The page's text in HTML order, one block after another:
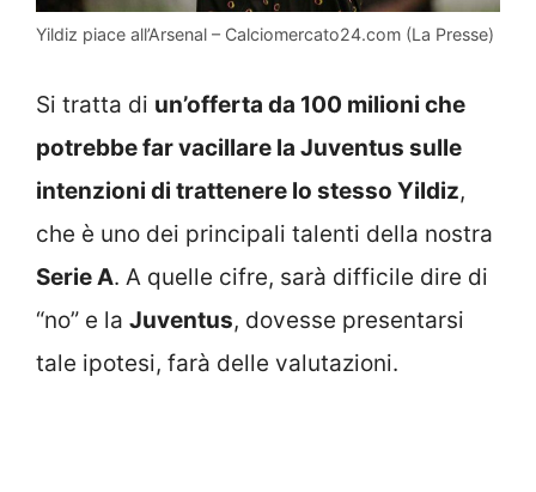
Yildiz piace all’Arsenal – Calciomercato24.com (La Presse)
Si tratta di un’offerta da 100 milioni che
potrebbe far vacillare la Juventus sulle
intenzioni di trattenere lo stesso Yildiz,
che è uno dei principali talenti della nostra
Serie A. A quelle cifre, sarà difficile dire di
“no” e la Juventus, dovesse presentarsi
tale ipotesi, farà delle valutazioni.